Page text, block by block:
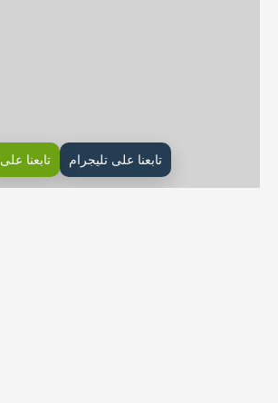
تابعنا على تليجرام تابعنا على X